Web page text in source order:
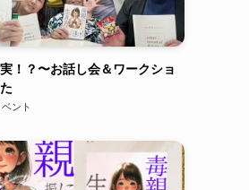
！？〜お話し会＆ワークショ
ント